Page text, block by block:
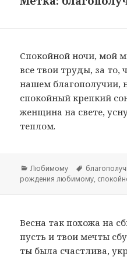
Спокойной ночи, мой
все твои труды, за то,
нашем благополучии,
спокойный крепкий
женщина на свете,
теплом.
Рубрики
Любимому Метки
рождения любимому,
Весна так похожа на
пусть и твои мечты
ты была счастлива,